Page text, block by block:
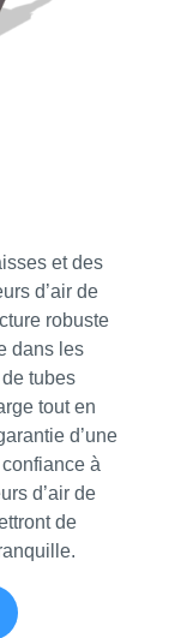
et des
d’air de
robuste
dans les
tubes
tout en
d’une
à
d’air de
de